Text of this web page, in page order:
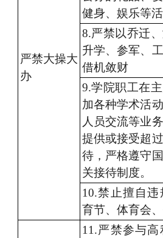
严禁大操大
办
健身、娱乐等
8.严禁以乔迁
升学、参军、
借机敛财
9.学院职工在
加各种学术活动
人员交流等业务
提供或接受超
待 ，严格遵守
关接待制度。
10.禁止擅自违
育节、 体育会、
1 1 .严禁参与高